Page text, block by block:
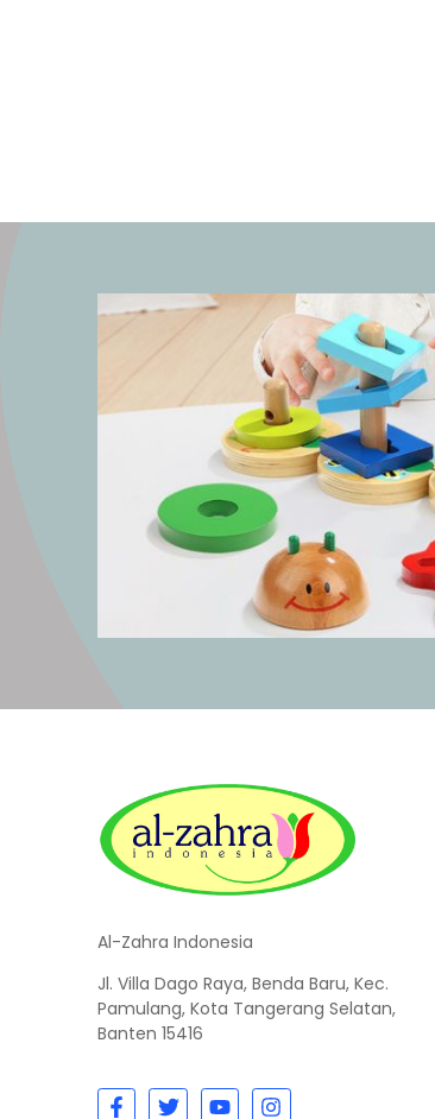
Al-Zahra Indonesia
Jl. Villa Dago Raya, Benda Baru, Kec.
Pamulang, Kota Tangerang Selatan,
Banten 15416